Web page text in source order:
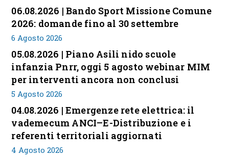
06.08.2026 | Bando Sport Missione Comune
2026: domande fino al 30 settembre
6 Agosto 2026
05.08.2026 | Piano Asili nido scuole
infanzia Pnrr, oggi 5 agosto webinar MIM
per interventi ancora non conclusi
5 Agosto 2026
04.08.2026 | Emergenze rete elettrica: il
vademecum ANCI–E-Distribuzione e i
referenti territoriali aggiornati
4 Agosto 2026